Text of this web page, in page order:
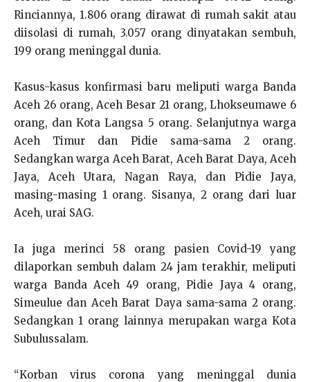
Rinciannya, 1.806 orang dirawat di rumah sakit atau
diisolasi di rumah, 3.057 orang dinyatakan sembuh,
199 orang meninggal dunia.
Kasus-kasus konfirmasi baru meliputi warga Banda
Aceh 26 orang, Aceh Besar 21 orang, Lhokseumawe 6
orang, dan Kota Langsa 5 orang. Selanjutnya warga
Aceh Timur dan Pidie sama-sama 2 orang.
Sedangkan warga Aceh Barat, Aceh Barat Daya, Aceh
Jaya, Aceh Utara, Nagan Raya, dan Pidie Jaya,
masing-masing 1 orang. Sisanya, 2 orang dari luar
Aceh, urai SAG.
Ia juga merinci 58 orang pasien Covid-19 yang
dilaporkan sembuh dalam 24 jam terakhir, meliputi
warga Banda Aceh 49 orang, Pidie Jaya 4 orang,
Simeulue dan Aceh Barat Daya sama-sama 2 orang.
Sedangkan 1 orang lainnya merupakan warga Kota
Subulussalam.
“Korban virus corona yang meninggal dunia